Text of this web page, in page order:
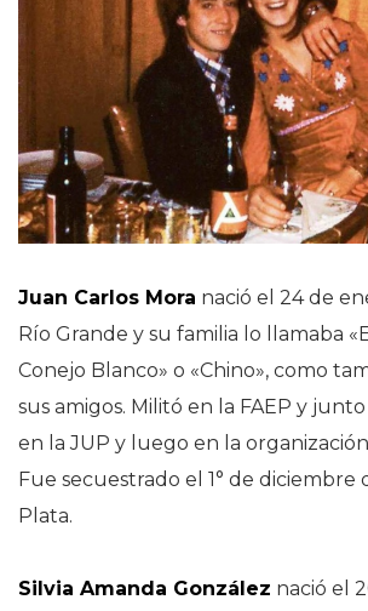
Juan Carlos Mora nació el 24 de
Río Grande y su familia lo llamaba
Conejo Blanco» o «Chino», como
sus amigos. Militó en la FAEP y
en la JUP y luego en la
Fue secuestrado el 1° de diciembre
Plata.
Silvia Amanda González nació el